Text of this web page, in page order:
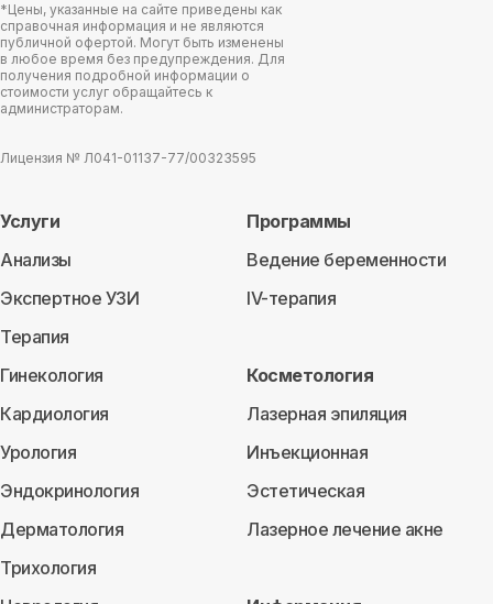
*Цены, указанные на сайте приведены как
справочная информация и не являются
публичной офертой. Могут быть изменены
в любое время без предупреждения. Для
получения подробной информации о
стоимости услуг обращайтесь к
администраторам.
Лицензия № Л041-01137-77/00323595
Услуги
Анализы
Экспертное УЗИ
Терапия
Гинекология
Кардиология
Урология
Эндокринология
Дерматология
Трихология
Программы
Ведение беременности
IV-терапия
Косметология
Лазерная эпиляция
Инъекционная
Эстетическая
Лазерное лечение акне